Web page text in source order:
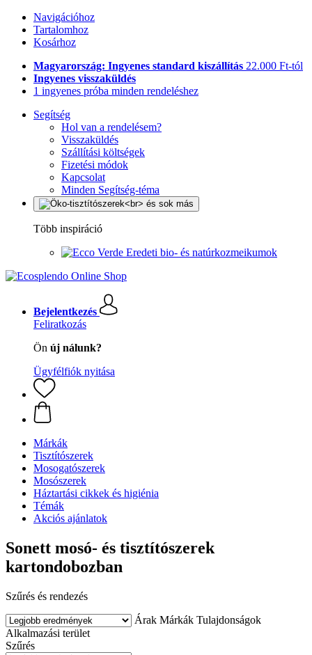
Navigációhoz
Tartalomhoz
Kosárhoz
Magyarország: Ingyenes standard kiszállítás 22.000 Ft-tól
Ingyenes visszaküldés
1 ingyenes próba minden rendeléshez
Segítség
Hol van a rendelésem?
Visszaküldés
Szállítási költségek
Fizetési módok
Kapcsolat
Minden Segítség-téma
Több inspiráció
Eredeti bio- és natúrkozmeikumok
Bejelentkezés
Feliratkozás
Ön új nálunk?
Ügyfélfiók nyitása
Márkák
Tisztítószerek
Mosogatószerek
Mosószerek
Háztartási cikkek és higiénia
Témák
Akciós ajánlatok
Sonett mosó- és tisztítószerek
kartondobozban
Szűrés és rendezés
Árak Márkák Tulajdonságok
Alkalmazási terület
Szűrés